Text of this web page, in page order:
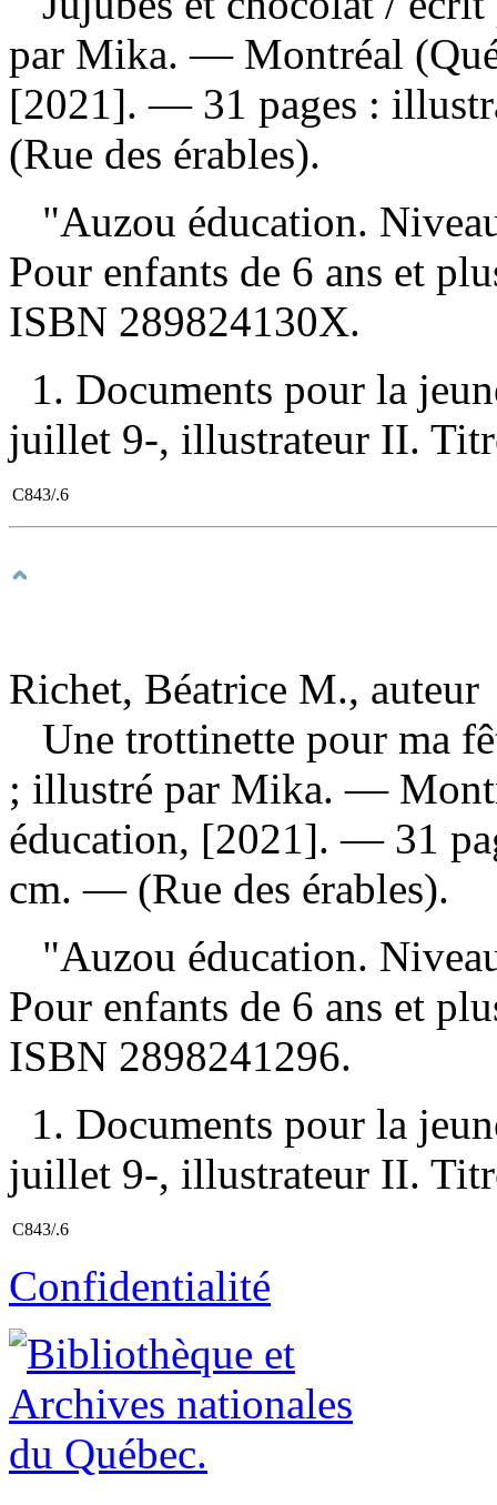
par Mika. — Montréal
[2021]. — 31 pages :
(Rue des érables).
"Auzou éducation.
Pour enfants de 6 ans et
ISBN 289824130X.
1. Documents pour la
juillet 9-, illustrateur II.
C843/.6
Richet, Béatrice M., auteur
Une trottinette pour ma
; illustré par Mika. —
éducation, [2021]. — 31
cm. — (Rue des érables).
"Auzou éducation.
Pour enfants de 6 ans et
ISBN 2898241296.
1. Documents pour la
juillet 9-, illustrateur II.
C843/.6
Confidentialité